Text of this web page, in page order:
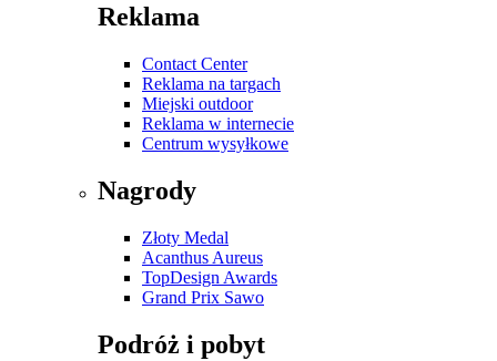
Reklama
Contact Center
Reklama na targach
Miejski outdoor
Reklama w internecie
Centrum wysyłkowe
Nagrody
Złoty Medal
Acanthus Aureus
TopDesign Awards
Grand Prix Sawo
Podróż i pobyt